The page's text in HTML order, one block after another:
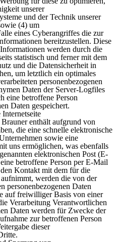
unserer
und der Technik unserer
(4) um
eines Cyberangriffes die zur
bereitzustellen. Diese
werden durch die
statistisch und ferner mit dem
und die Datensicherheit in
um letztlich ein optimales
personenbezogenen
Daten der Server-Logfiles
eine betroffene Person
Daten gespeichert.
enthält aufgrund von
die eine schnelle elektronische
sowie eine
uns ermöglichen, was ebenfalls
elektronischen Post (E-
betroffene Person per E-Mail
Kontakt mit dem für die
werden die von der
personenbezogenen Daten
auf freiwilliger Basis von einer
Verarbeitung Verantwortlichen
Daten werden für Zwecke der
zur betroffenen Person
dieser